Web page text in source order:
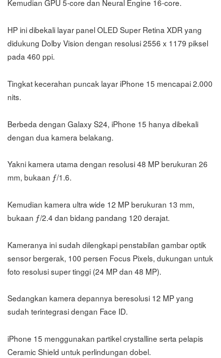
Kemudian GPU 5-core dan Neural Engine 16-core.
HP ini dibekali layar panel OLED Super Retina XDR yang
didukung Dolby Vision dengan resolusi 2556 x 1179 piksel
pada 460 ppi.
Tingkat kecerahan puncak layar iPhone 15 mencapai 2.000
nits.
Berbeda dengan Galaxy S24, iPhone 15 hanya dibekali
dengan dua kamera belakang.
Yakni kamera utama dengan resolusi 48 MP berukuran 26
mm, bukaan ƒ/1.6.
Kemudian kamera ultra wide 12 MP berukuran 13 mm,
bukaan ƒ/2.4 dan bidang pandang 120 derajat.
Kameranya ini sudah dilengkapi penstabilan gambar optik
sensor bergerak, 100 persen Focus Pixels, dukungan untuk
foto resolusi super tinggi (24 MP dan 48 MP).
Sedangkan kamera depannya beresolusi 12 MP yang
sudah terintegrasi dengan Face ID.
iPhone 15 menggunakan partikel crystalline serta pelapis
Ceramic Shield untuk perlindungan dobel.